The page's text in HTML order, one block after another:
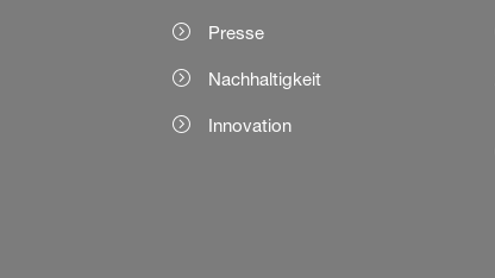
Presse
Nachhaltigkeit
Innovation